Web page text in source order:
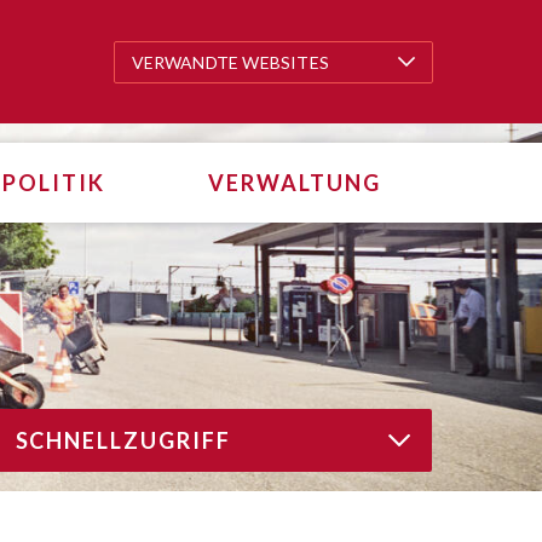
VERWANDTE WEBSITES
VERWANDTE WEBSITES
POLITIK VERWALTUNG
SCHNELLZUGRIFF